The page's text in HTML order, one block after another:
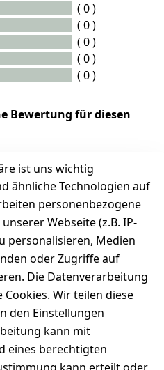
( 0 )
( 0 )
( 0 )
( 0 )
( 0 )
Bewertung für diesen
- klicken Sie für Details
ist uns wichtig
ähnliche Technologien auf
personenbezogene
Webseite (z.B. IP-
personalisieren, Medien
oder Zugriffe auf
Die Datenverarbeitung
Wir teilen diese
den Einstellungen
kann mit
eines berechtigten